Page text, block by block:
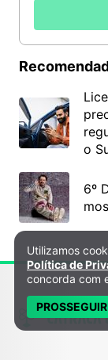
o
6º
Política de
Utilizamos
Política de
concorda com
PROSSEGUIR